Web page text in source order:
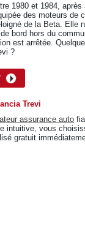
1980 et 1984,
des moteurs
de la Beta. Elle
bord hors du
est arrêtée.
?
Trevi
assurance auto
intuitive, vous
gratuit